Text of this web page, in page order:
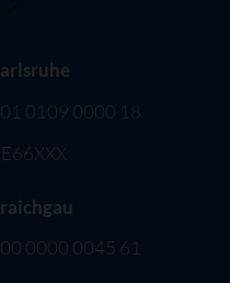
0109 0000 18
0000 0045 61